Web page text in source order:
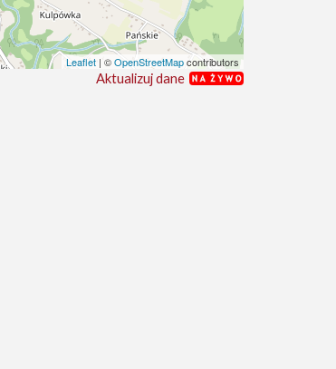
Leaflet | ©OpenStreetMapcontributors
Aktualizuj dane